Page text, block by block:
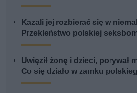
Kazali jej rozbierać się w
Przekleństwo polskiej
Uwięził żonę i dzieci, porywał
Co się działo w zamku